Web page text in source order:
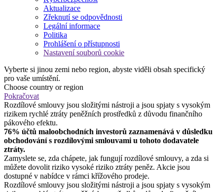
Aktualizace
Zřeknutí se odpovědnosti
Legální informace
Politika
Prohlášení o přístupnosti
Nastavení souborů cookie
Vyberte si jinou zemi nebo region, abyste viděli obsah specifický
pro vaše umístění.
Choose country or region
Pokračovat
Rozdílové smlouvy jsou složitými nástroji a jsou spjaty s vysokým
rizikem rychlé ztráty peněžních prostředků z důvodu finančního
pákového efektu.
76% účtů maloobchodních investorů zaznamenává v důsledku
obchodování s rozdílovými smlouvami u tohoto dodavatele
ztráty.
Zamyslete se, zda chápete, jak fungují rozdílové smlouvy, a zda si
můžete dovolit riziko vysoké riziko ztráty peněz. Akcie jsou
dostupné v nabídce v rámci křížového prodeje.
Rozdílové smlouvy jsou složitými nástroji a jsou spjaty s vysokým